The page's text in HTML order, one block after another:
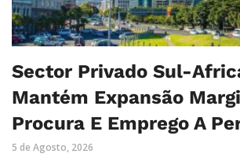
Sector Privado Sul-
Mantém Expansão
Procura E Emprego A
5 de Agosto, 2026